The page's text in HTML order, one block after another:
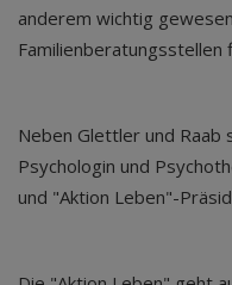
anderem wichtig
Neben Glettler und Raab
Psychologin und
und "Aktion Leben"-